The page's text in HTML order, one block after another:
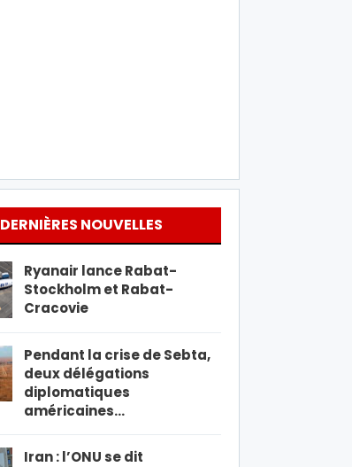
DERNIÈRES NOUVELLES
Ryanair lance Rabat-
Stockholm et Rabat-
Cracovie
Pendant la crise de Sebta,
deux délégations
diplomatiques
américaines…
Iran : l’ONU se dit